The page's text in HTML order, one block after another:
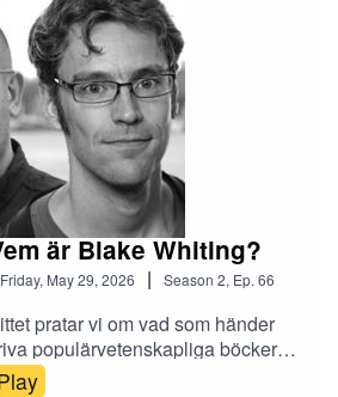
är Blake Whiting?
Friday, May 29, 2026 | Season 2, Ep. 66
pratar vi om vad som händer
populärvetenskapliga böcker
ett bra jobb. Vi tar avstamp i